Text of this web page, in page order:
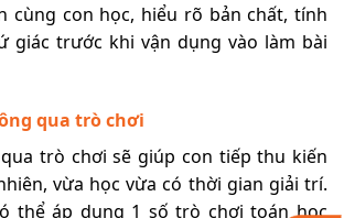
cùng con học, hiểu rõ bản chất, tính
giác trước khi vận dụng vào làm bài
qua trò chơi
trò chơi sẽ giúp con tiếp thu kiến
vừa học vừa có thời gian giải trí.
thể áp dụng 1 số trò chơi toán học